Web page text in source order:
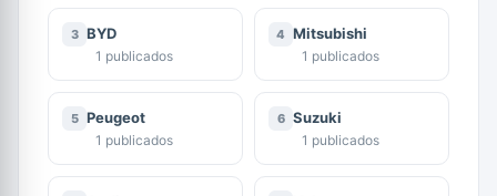
3 BYD
1 publicados
4 Mitsubishi
1 publicados
5 Peugeot
1 publicados
6 Suzuki
1 publicados